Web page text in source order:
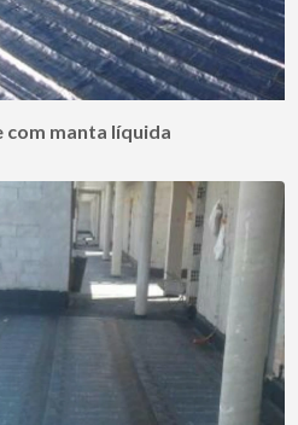
com manta líquida